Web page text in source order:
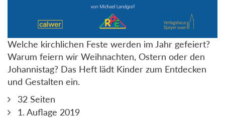
Welche kirchlichen Feste werden im Jahr gefeiert?
Warum feiern wir Weihnachten, Ostern oder den
Johannistag? Das Heft lädt Kinder zum Entdecken
und Gestalten ein.
32 Seiten
1. Auflage 2019